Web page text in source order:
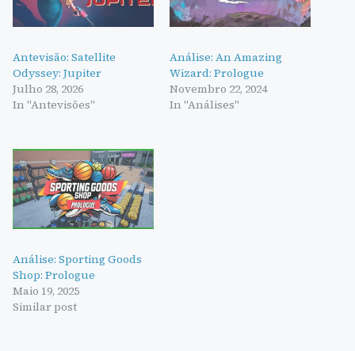
Antevisão: Satellite
Odyssey: Jupiter
Julho 28, 2026
In "Antevisões"
Análise: An Amazing
Wizard: Prologue
Novembro 22, 2024
In "Análises"
Análise: Sporting Goods
Shop: Prologue
Maio 19, 2025
Similar post